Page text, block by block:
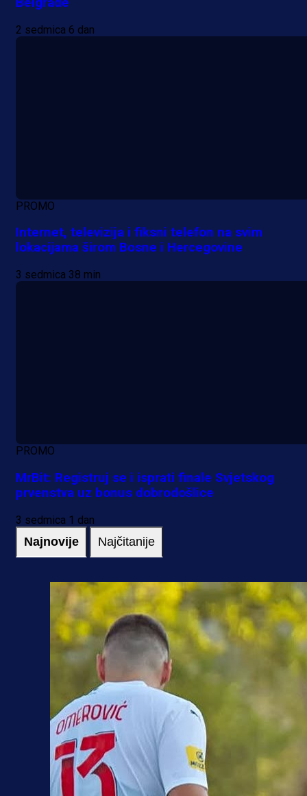
2 sedmica 6 dan
PROMO
Internet, televizija i fiksni telefon na svim
lokacijama širom Bosne i Hercegovine
3 sedmica 38 min
PROMO
MrBit: Registruj se i isprati finale Svjetskog
prvenstva uz bonus dobrodošlice
3 sedmica 1 dan
Najnovije Najčitanije